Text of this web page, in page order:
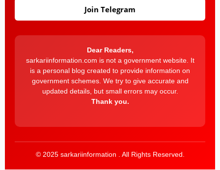
Join Telegram
Dear Readers,
sarkariinformation.com is not a government website. It
is a personal blog created to provide information on
government schemes. We try to give accurate and
updated details, but small errors may occur.
Thank you.
© 2025 sarkariinformation . All Rights Reserved.